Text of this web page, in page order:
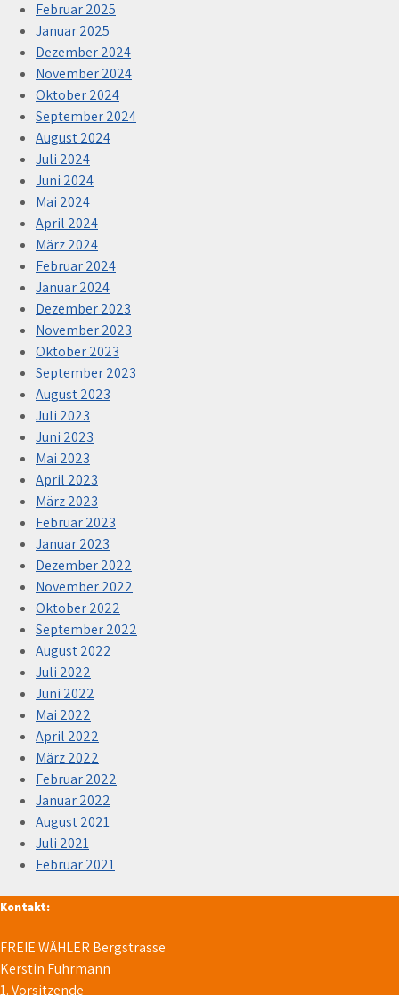
Februar 2025
Januar 2025
Dezember 2024
November 2024
Oktober 2024
September 2024
August 2024
Juli 2024
Juni 2024
Mai 2024
April 2024
März 2024
Februar 2024
Januar 2024
Dezember 2023
November 2023
Oktober 2023
September 2023
August 2023
Juli 2023
Juni 2023
Mai 2023
April 2023
März 2023
Februar 2023
Januar 2023
Dezember 2022
November 2022
Oktober 2022
September 2022
August 2022
Juli 2022
Juni 2022
Mai 2022
April 2022
März 2022
Februar 2022
Januar 2022
August 2021
Juli 2021
Februar 2021
Kontakt:
FREIE WÄHLER Bergstrasse
Kerstin Fuhrmann
1. Vorsitzende